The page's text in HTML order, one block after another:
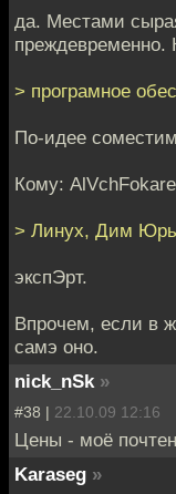
да. Местами
> програмное
По-идее
Кому:
> Линух, Дим
экспЭрт.
Впрочем, если в
самэ оно.
nick_nSk »
#38 | 22.10.09 12:16
Цены - моё
Karaseg »